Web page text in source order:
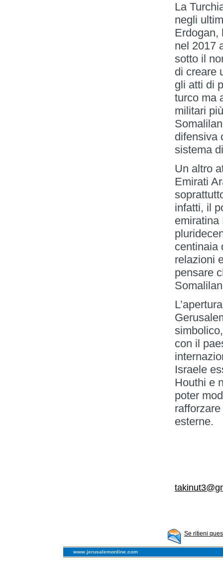
La
negli
Erdogan,
nel 2017
sotto il
di creare
gli atti di
turco ma
militari
difensiva
sistema
Un altro
Emirati
infatti, il
emiratina
centinaia
relazioni
pensare
con il
Israele
Houthi e
poter
esterne.
Se ritieni
www.jerusalemonline.com